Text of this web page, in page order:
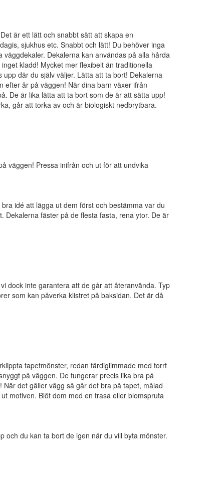
är ett lätt och snabbt sätt att skapa en
sjukhus etc. Snabbt och lätt! Du behöver inga
Dekalerna kan användas på alla hårda
kladd! Mycket mer flexibelt än traditionella
där du själv väljer. Lätta att ta bort! Dekalerna
efter år på väggen! När dina barn växer ifrån
De är lika lätta att ta bort som de är att sätta upp!
går att torka av och är biologiskt nedbrytbara.
väggen! Pressa inifrån och ut för att undvika
idé att lägga ut dem först och bestämma var du
Dekalerna fäster på de flesta fasta, rena ytor. De är
dock inte garantera att de går att återanvända. Typ
som kan påverka klistret på baksidan. Det är då
tapetmönster, redan färdiglimmade med torrt
på väggen. De fungerar precis lika bra på
det gäller vägg så går det bra på tapet, målad
motiven. Blöt dom med en trasa eller blomspruta
och du kan ta bort de igen när du vill byta mönster.